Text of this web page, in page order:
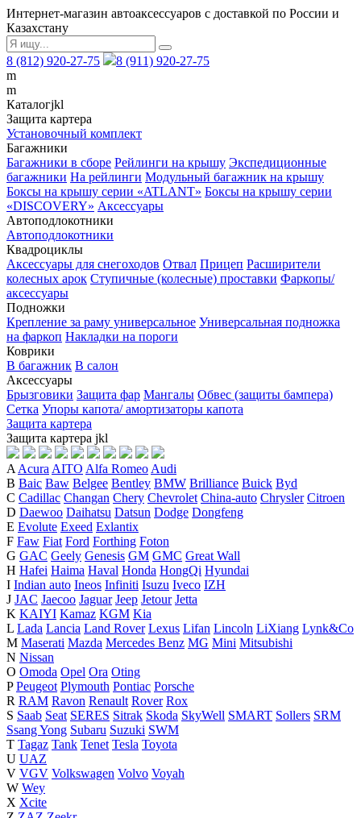
Интернет-магазин автоаксессуаров с доставкой по России и
Казахстану
8 (812) 920-27-75
8 (911) 920-27-75
m
m
Каталогjkl
Защита картера
Установочный комплект
Багажники
Багажники в сборе Рейлинги на крышу Экспедиционные
багажники На рейлинги Модульный багажник на крышу
Боксы на крышу серии «ATLANT» Боксы на крышу серии
«DISCOVERY» Аксессуары
Автоподлокотники
Автоподлокотники
Квадроциклы
Аксессуары для снегоходов Отвал Прицеп Расширители
колесных арок Ступичные (колесные) проставки Фаркопы/
аксессуары
Подножки
Крепление за раму универсальное Универсальная подножка
на фаркоп Накладки на пороги
Коврики
В багажник В салон
Аксессуары
Брызговики Защита фар Мангалы Обвес (защиты бампера)
Сетка Упоры капота/ амортизаторы капота
Защита картера
Защита картера jkl
A Acura AITO Alfa Romeo Audi
B Baic Baw Belgee Bentley BMW Brilliance Buick Byd
C Cadillac Changan Chery Chevrolet China-auto Chrysler Citroen
D Daewoo Daihatsu Datsun Dodge Dongfeng
E Evolute Exeed Exlantix
F Faw Fiat Ford Forthing Foton
G GAC Geely Genesis GM GMC Great Wall
H Hafei Haima Haval Honda HongQi Hyundai
I Indian auto Ineos Infiniti Isuzu Iveco IZH
J JAC Jaecoo Jaguar Jeep Jetour Jetta
K KAIYI Kamaz KGM Kia
L Lada Lancia Land Rover Lexus Lifan Lincoln LiXiang Lynk&Co
M Maserati Mazda Mercedes Benz MG Mini Mitsubishi
N Nissan
O Omoda Opel Ora Oting
P Peugeot Plymouth Pontiac Porsche
R RAM Ravon Renault Rover Rox
S Saab Seat SERES Sitrak Skoda SkyWell SMART Sollers SRM
Ssang Yong Subaru Suzuki SWM
T Tagaz Tank Tenet Tesla Toyota
U UAZ
V VGV Volkswagen Volvo Voyah
W Wey
X Xcite